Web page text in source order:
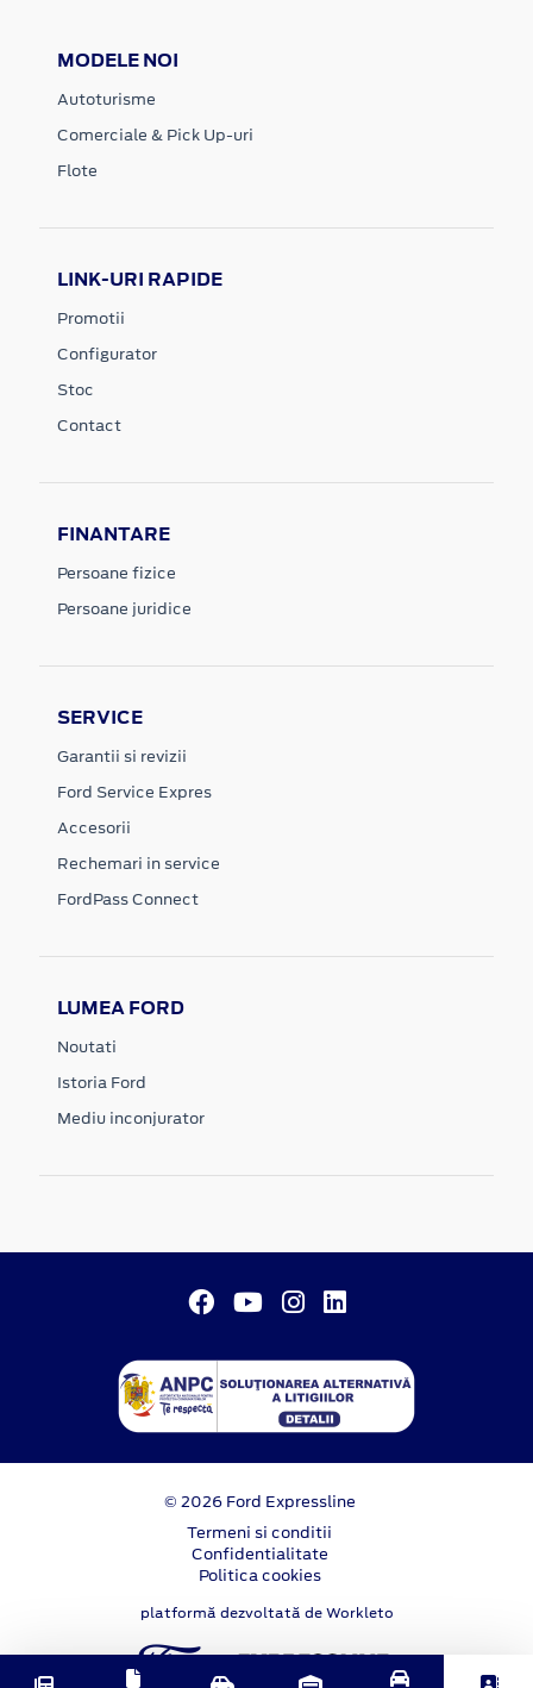
MODELE NOI
Autoturisme
Comerciale & Pick Up-uri
Flote
LINK-URI RAPIDE
Promotii
Configurator
Stoc
Contact
FINANTARE
Persoane fizice
Persoane juridice
SERVICE
Garantii si revizii
Ford Service Expres
Accesorii
Rechemari in service
FordPass Connect
LUMEA FORD
Noutati
Istoria Ford
Mediu inconjurator
© 2026 Ford Expressline
Termeni si conditii
Confidentialitate
Politica cookies
platformă dezvoltată de Workleto